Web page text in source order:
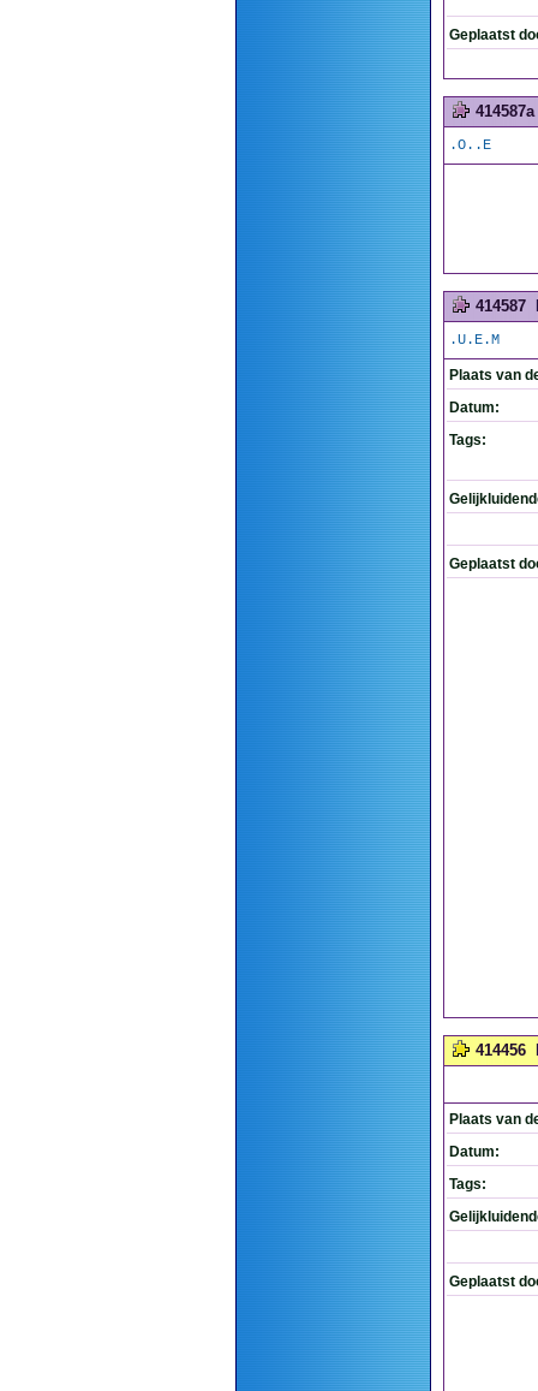
Geplaatst
414587a
.O..E
414587
.U.E.M
Plaats van
Datum:
Tags:
Geplaatst
414456
Plaats van
Datum:
Tags:
Geplaatst